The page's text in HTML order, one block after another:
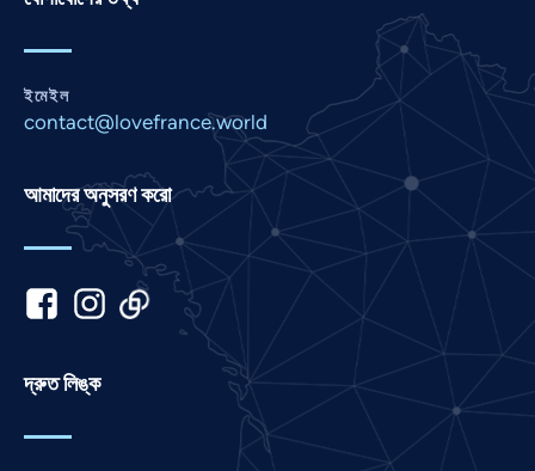
ইমেইল
contact@lovefrance.world
আমাদের অনুসরণ করো
দ্রুত লিঙ্ক
Japanese
Kannada
Khmer
Malay
Marathi
Nepali